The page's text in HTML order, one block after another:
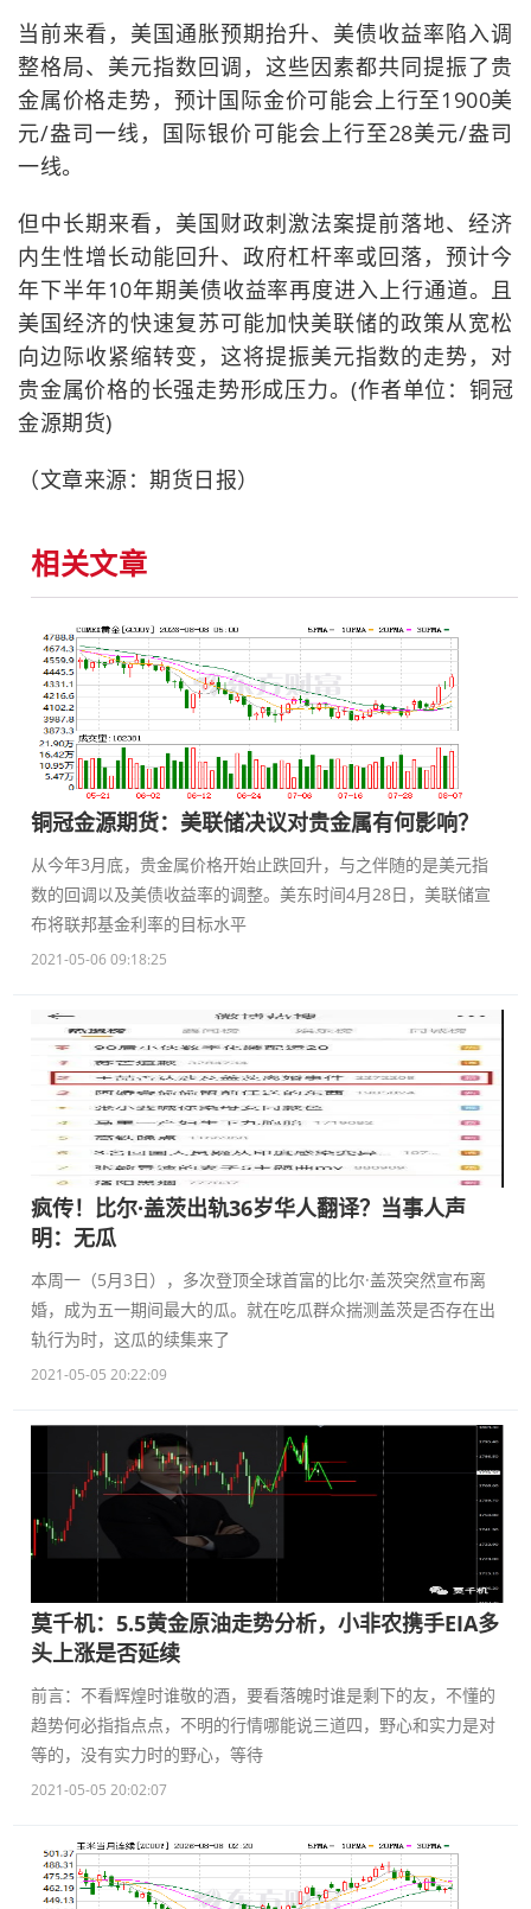
当前来看，美国通胀预期抬升、美债收益率陷入调
整格局、美元指数回调，这些因素都共同提振了贵
金属价格走势，预计国际金价可能会上行至1900美
元/盎司一线，国际银价可能会上行至28美元/盎司
一线。
但中长期来看，美国财政刺激法案提前落地、经济
内生性增长动能回升、政府杠杆率或回落，预计今
年下半年10年期美债收益率再度进入上行通道。且
美国经济的快速复苏可能加快美联储的政策从宽松
向边际收紧缩转变，这将提振美元指数的走势，对
贵金属价格的长强走势形成压力。(作者单位：铜冠
金源期货)
（文章来源：期货日报）
相关文章
铜冠金源期货：美联储决议对贵金属有何影响？
从今年3月底，贵金属价格开始止跌回升，与之伴随的是美元指
数的回调以及美债收益率的调整。美东时间4月28日，美联储宣
布将联邦基金利率的目标水平
2021-05-06 09:18:25
疯传！比尔·盖茨出轨36岁华人翻译？当事人声
明：无瓜
本周一（5月3日），多次登顶全球首富的比尔·盖茨突然宣布离
婚，成为五一期间最大的瓜。就在吃瓜群众揣测盖茨是否存在出
轨行为时，这瓜的续集来了
2021-05-05 20:22:09
莫千机：5.5黄金原油走势分析，小非农携手EIA多
头上涨是否延续
前言：不看辉煌时谁敬的酒，要看落魄时谁是剩下的友，不懂的
趋势何必指指点点，不明的行情哪能说三道四，野心和实力是对
等的，没有实力时的野心，等待
2021-05-05 20:02:07